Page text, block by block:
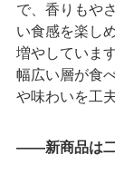
で、香りもや
い食感を楽し
増やしていま
幅広い層が食
や味わいを工
――新商品は二